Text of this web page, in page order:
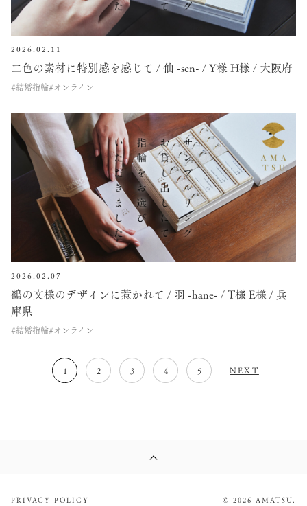
2026.02.11
二色の素材に特別感を感じて / 仙 -sen- / Y様 H様 / 大阪府
#結婚指輪#オンライン
2026.02.07
鶴の文様のデザインに惹かれて / 羽 -hane- / T様 E様 / 兵
庫県
#結婚指輪#オンライン
1 2 3 4 5 NEXT
PRIVACY POLICY © 2026 AMATSU.